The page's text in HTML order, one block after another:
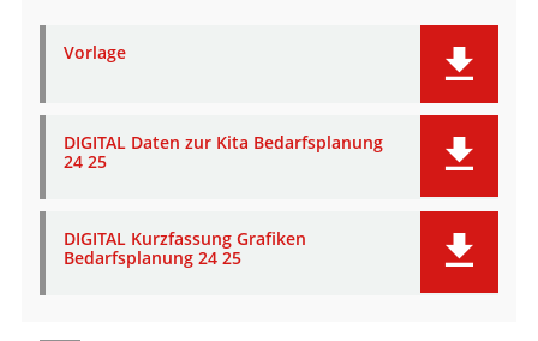
Vorlage
DIGITAL Daten zur Kita Bedarfsplanung
24 25
DIGITAL Kurzfassung Grafiken
Bedarfsplanung 24 25